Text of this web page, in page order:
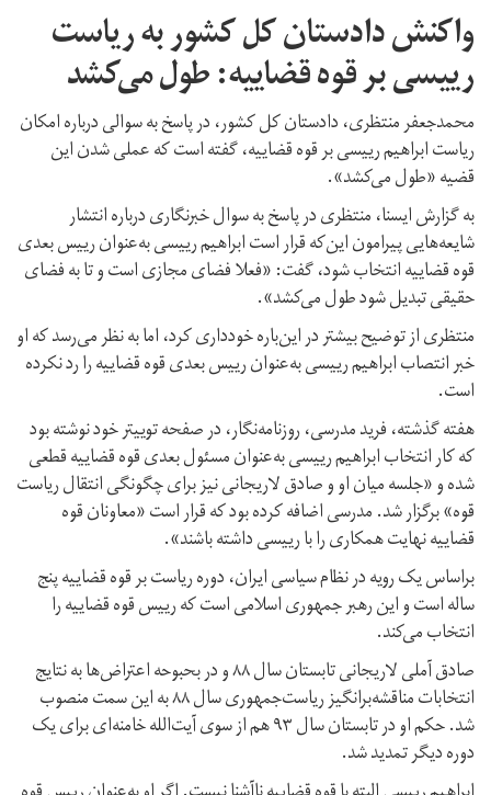
واکنش دادستان کل کشور به ریاست
رییسی بر قوه قضاییه: طول می‌کشد
محمدجعفر منتظری، دادستان کل کشور، در پاسخ به سوالی درباره امکان
ریاست ابراهیم رییسی بر قوه قضاییه، گفته است که عملی شدن این
قضیه «طول می‌کشد».
به گزارش ایسنا، منتظری در پاسخ به سوال خبرنگاری درباره انتشار
شایعه‌هایی پیرامون این‌‌‌که قرار است ابراهیم رییسی به‌عنوان رییس بعدی
قوه قضاییه انتخاب شود، گفت: «فعلا فضای مجازی است و تا به فضای
حقیقی تبدیل شود طول می‌کشد».
منتظری از توضیح بیشتر در این‌باره خودداری کرد، اما به نظر می‌رسد که او
خبر انتصاب ابراهیم رییسی به‌عنوان رییس بعدی قوه قضاییه را رد نکرده
است.
هفته گذشته، فرید مدرسی، روزنامه‌نگار، در صفحه توییتر خود نوشته بود
که کار انتخاب ابراهیم رییسی به‌عنوان مسئول بعدی قوه قضاییه قطعی
شده و «جلسه میان او و صادق لاریجانی نیز برای چگونگی انتقال ریاست
قوه» برگزار شد. مدرسی اضافه کرده بود که قرار است «معاونان قوه
قضاییه نهایت همکاری را با رییسی داشته باشند».
براساس یک رویه در نظام سیاسی ایران، دوره ریاست بر قوه قضاییه پنج
ساله است و این رهبر جمهوری اسلامی است که رییس قوه قضاییه را
انتخاب می‌کند.
صادق آملی لاریجانی تابستان سال ۸۸ و در بحبوحه اعتراض‌ها به نتايج
انتخابات مناقشه‌برانگیز ریاست‌جمهوری سال ۸۸ به این سمت منصوب
شد. حکم او در تابستان سال ۹۳ هم از سوی آیت‌الله خامنه‌ای برای یک
دوره دیگر تمدید شد.